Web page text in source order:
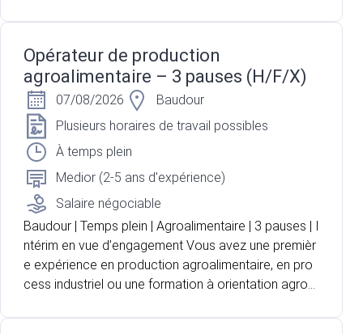
expédition. vous accompagnez une équipe d'enviro
n 5 préparateurs de commandes afin de garantir la
qualité des expéditions et le respect des délais.
Opérateur de production
agroalimentaire – 3 pauses (H/F/X)
07/08/2026
Baudour
Plusieurs horaires de travail possibles
À temps plein
Medior (2-5 ans d'expérience)
Salaire négociable
Baudour | Temps plein | Agroalimentaire | 3 pauses | I
ntérim en vue d’engagement Vous avez une premièr
e expérience en production agroalimentaire, en pro
cess industriel ou une formation à orientation agron
ous pouvez suivre un produit depuis sa réception jus